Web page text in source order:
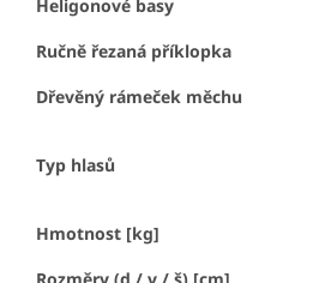
Heligonové basy
Ručně řezaná příklopka
Dřevěný rámeček měchu
Typ hlasů
Hmotnost [kg]